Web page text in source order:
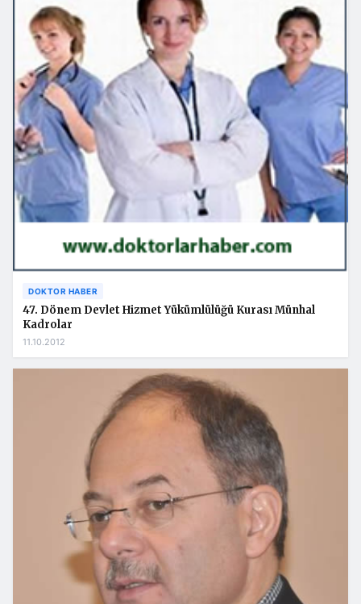
DOKTOR HABER
47. Dönem Devlet Hizmet Yükümlülüğü Kurası Münhal
Kadrolar
11.10.2012